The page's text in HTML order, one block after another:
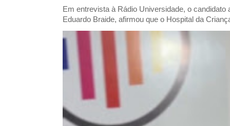
Em entrevista à Rádio Universidade, o candidato
Eduardo Braide, afirmou que o Hospital da